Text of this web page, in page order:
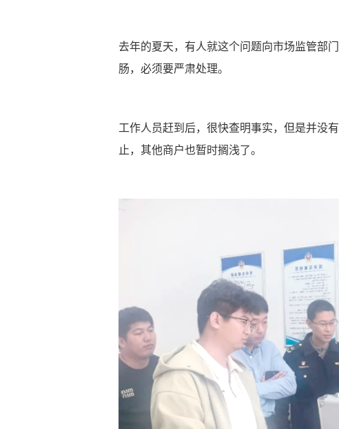
去年的夏天，有人就这个问题向市场监管部
肠，必须要严肃处理。
工作人员赶到后，很快查明事实，但是并没
止，其他商户也暂时搁浅了。